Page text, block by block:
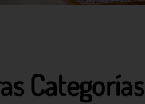
Categorías